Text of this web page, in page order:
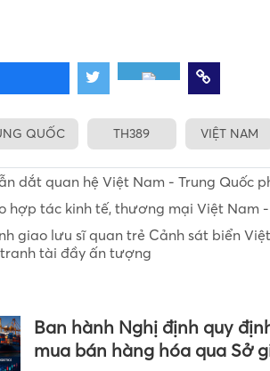
QUỐC TH389 VIỆT NAM
dắt quan hệ Việt Nam - Trung Quốc
hợp tác kinh tế, thương mại Việt Nam
giao lưu sĩ quan trẻ Cảnh sát biển
tài đầy ấn tượng
Ban hành Nghị định quy
mua bán hàng hóa qua Sở